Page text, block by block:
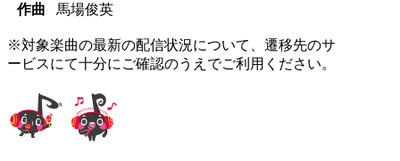
作曲
馬場俊英
※対象楽曲の最新の配信状況について、遷移先のサ
ービスにて十分にご確認のうえでご利用ください。